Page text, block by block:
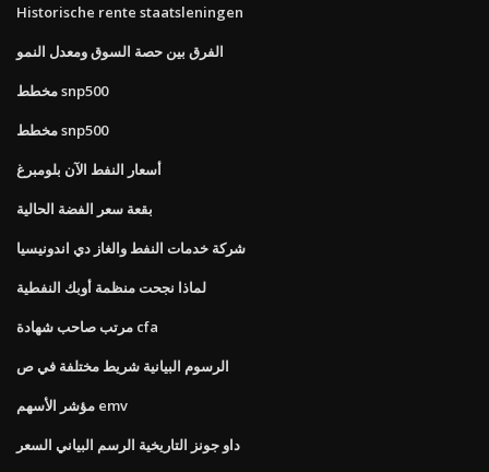
Historische rente staatsleningen
الفرق بين حصة السوق ومعدل النمو
مخطط snp500
مخطط snp500
أسعار النفط الآن بلومبرغ
بقعة سعر الفضة الحالية
شركة خدمات النفط والغاز دي اندونيسيا
لماذا نجحت منظمة أوبك النفطية
مرتب صاحب شهادة cfa
الرسوم البيانية شريط مختلفة في ص
مؤشر الأسهم emv
داو جونز التاريخية الرسم البياني السعر